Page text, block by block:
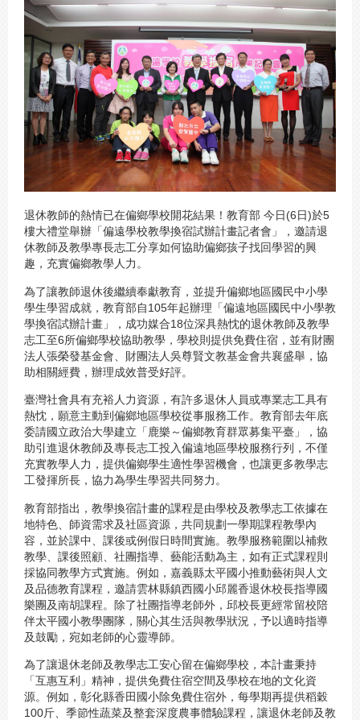
退休教師的熱情已在偏鄉學校開花結果！教育部 今日(6日)於5
樓大禮堂舉辦「偏遠學校教學換宿試辦計畫記者會」，邀請退
休教師及教學專長志工分享如何協助偏鄉孩子找回學習的興
趣，充實偏鄉教學人力。
為了讓教師退休後繼續奉獻教育，並提升偏鄉地區國民中小學
學生學習成就，教育部自105年起辦理「偏遠地區國民中小學教
學換宿試辦計畫」，成功媒合18位深具熱忱的退休教師及教學
志工至6所偏鄉學校協助教學，學校則提供免費住宿，並有財團
法人張榮發基金會、財團法人吳尊賢文教基金會共襄盛舉，協
助相關經費，辦理成效普受好評。
臺灣社會具有充裕人力資源，有許多退休人員或專業志工具有
熱忱，願意主動到偏鄉地區學校從事服務工作。教育部去年底
委請國立政治大學建立「鹿樂～偏鄉教育群眾募集平臺」，協
助引進退休教師及專長志工投入偏遠地區學校服務行列，不僅
充實教學人力，提供偏鄉學生適性學習機會，也讓更多教學志
工發揮所長，協力為學生學習共同努力。
教育部指出，教學換宿計畫的課程是由學校及教學志工依據在
地特色、師資需求及社區資源，共同規劃一學期課程教學內
容，並於課中、課後或例假日時間實施。教學服務範圍以補救
教學、課後照顧、社團指導、藝能活動為主，如有正式課程則
採協同教學方式實施。例如，嘉義縣太平國小推動藝術與人文
及品德教育課程，邀請雲林縣鎮西國小邱麗香退休校長指導國
樂團及南胡課程。除了社團指導老師外，邱校長更經常留校陪
伴太平國小教學團隊，關心其生活與教學狀況，予以適時指導
及鼓勵，宛如老師的心靈導師。
為了讓退休老師及教學志工安心留在偏鄉學校，本計畫秉持
「互惠互利」精神，提供免費住宿空間及學校在地的文化資
源。例如，彰化縣香田國小除免費住宿外，每學期再提供稻穀
100斤、季節性蔬菜及整套深度農事體驗課程，讓退休老師及教